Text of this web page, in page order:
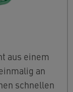
aus einem
an
schnellen